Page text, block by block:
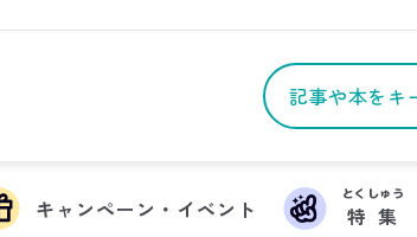
キャンペーン・イベント 特集
とくしゅう